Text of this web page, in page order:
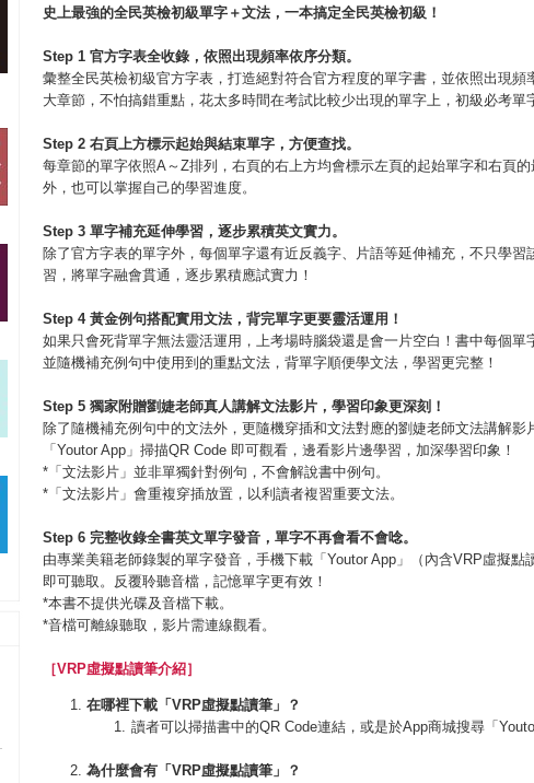
史上最強的全民英檢初級單字＋文法，一本搞定全民英檢初級！
Step 1 官方字表全收錄，依照出現頻率依序分類。
彙整全民英檢初級官方字表，打造絕對符合官方程度的單字書，並依照出現頻
大章節，不怕搞錯重點，花太多時間在考試比較少出現的單字上，初級必考單
Step 2 右頁上方標示起始與結束單字，方便查找。
每章節的單字依照A～Z排列，右頁的右上方均會標示左頁的起始單字和右頁
外，也可以掌握自己的學習進度。
Step 3 單字補充延伸學習，逐步累積英文實力。
除了官方字表的單字外，每個單字還有近反義字、片語等延伸補充，不只學習
習，將單字融會貫通，逐步累積應試實力！
Step 4 黃金例句搭配實用文法，背完單字更要靈活運用！
如果只會死背單字無法靈活運用，上考場時腦袋還是會一片空白！書中每個單
並隨機補充例句中使用到的重點文法，背單字順便學文法，學習更完整！
Step 5 獨家附贈劉婕老師真人講解文法影片，學習印象更深刻！
除了隨機補充例句中的文法外，更隨機穿插和文法對應的劉婕老師文法講解影
「Youtor App」掃描QR Code 即可觀看，邊看影片邊學習，加深學習印象！
*「文法影片」並非單獨針對例句，不會解說書中例句。
*「文法影片」會重複穿插放置，以利讀者複習重要文法。
Step 6 完整收錄全書英文單字發音，單字不再會看不會唸。
由專業美籍老師錄製的單字發音，手機下載「Youtor App」（內含VRP虛擬點
即可聽取。反覆聆聽音檔，記憶單字更有效！
*本書不提供光碟及音檔下載。
*音檔可離線聽取，影片需連線觀看。
［VRP虛擬點讀筆介紹］
在哪裡下載「 VRP虛擬點讀筆」？
讀者可以掃描書中的QR Code連結，或是於App商城搜尋「
為什麼會有「 VRP虛擬點讀筆」？